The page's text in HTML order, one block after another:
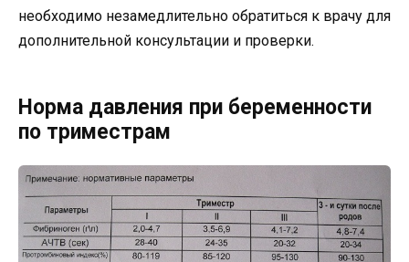
необходимо незамедлительно обратиться к врачу для
дополнительной консультации и проверки.
Норма давления при беременности
по триместрам